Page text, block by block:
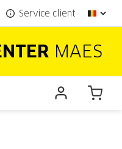
Service client
MAES